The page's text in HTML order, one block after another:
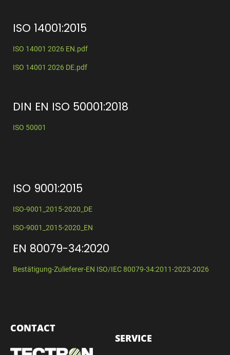
ISO 14001:2015
ISO 14001 2026 EN.pdf
ISO 14001 2026 DE.pdf
DIN EN ISO 50001:2018
ISO 50001
ISO 9001:2015
ISO-9001_2015-2020_DE
ISO-9001_2015-2020_EN
EN 80079-34:2020
Bestätigung-Zulieferer-EN ISO/IEC 80079-34:2011-2023-2026
CONTACT
SERVICE